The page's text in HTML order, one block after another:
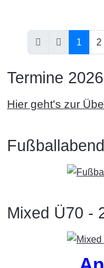
1 2
Termine 2026
Hier geht's zur
Mixed Ü70 -